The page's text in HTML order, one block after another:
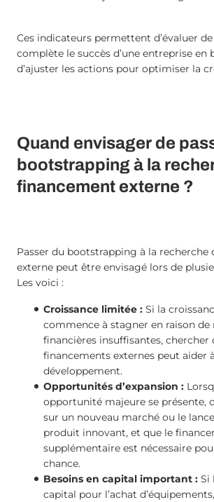
Ces indicateurs permettent d’évaluer
complète le succès d’une entreprise en
d’ajuster les actions pour optimiser la
Quand envisager de
bootstrapping à la
financement externe ?
Passer du bootstrapping à la recherche
externe peut être envisagé lors de
Les voici :
Croissance limitée : Si la
commence à stagner en raison de
financières insuffisantes, chercher
financements externes peut aider
développement.
Opportunités d’expansion :
opportunité majeure se présente,
sur un nouveau marché ou le
produit innovant, et que le
supplémentaire est nécessaire
chance.
Besoins en capital important : Si
capital pour l’achat